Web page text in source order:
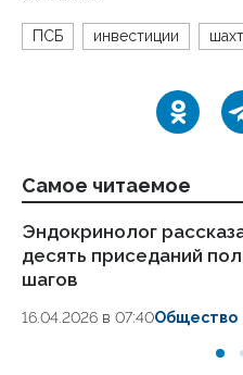
ПСБ инвестиции
Самое читаемое
Эндокринолог
десять приседаний
шагов
16.04.2026 в 07:40Общество